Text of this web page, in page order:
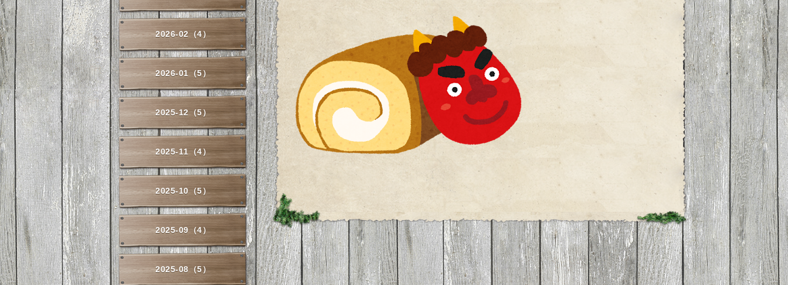
2026-02（4）
2026-01（5）
2025-12（5）
2025-11（4）
2025-10（5）
2025-09（4）
2025-08（5）